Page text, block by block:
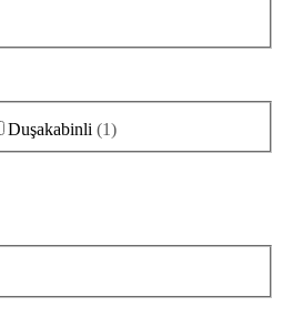
Duşakabinli (1)